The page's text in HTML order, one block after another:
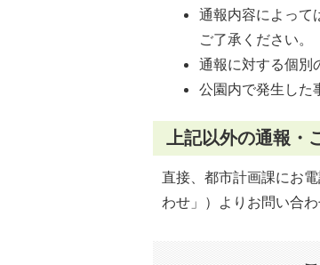
通報内容によって
ご了承ください。
通報に対する個別
公園内で発生した
上記以外の通報・
直接、都市計画課にお
わせ」）よりお問い合わ